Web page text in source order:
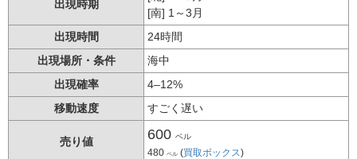
出現時期
[南] 1～3月
出現時間
24時間
出現場所・条件
海中
出現確率
4–12%
移動速度
すごく遅い
売り値 600 ベル
480 ベル (買取ボックス)